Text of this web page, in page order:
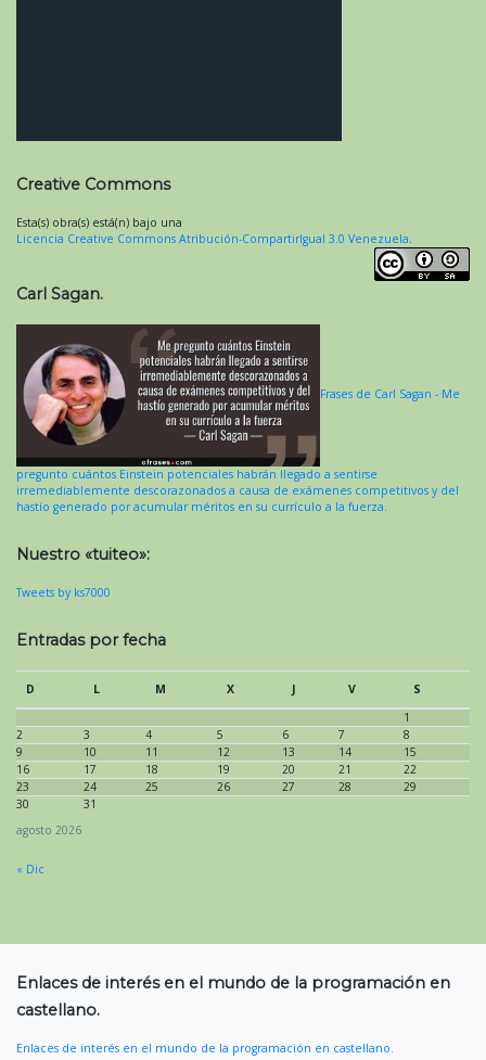
Creative Commons
Esta(s) obra(s) está(n) bajo una
Licencia Creative Commons Atribución-CompartirIgual 3.0 Venezuela
Carl Sagan.
Frases de Carl Sagan - Me
pregunto cuántos Einstein potenciales habrán llegado a sentirse
irremediablemente descorazonados a causa de exámenes competitivos y del
hastío generado por acumular méritos en su currículo a la fuerza.
Nuestro «tuiteo»:
Tweets by ks7000
Entradas por fecha
agosto 2026
D L M X J V
S
1
2
3 4 5 6 7
8
9
10 11 12 13 14
15
16
17 18 19 20 21
22
23
24 25 26 27 28
29
30
31
« Dic
Enlaces de interés en el mundo de la programación en
castellano.
Enlaces de interés en el mundo de la programación en castellano.